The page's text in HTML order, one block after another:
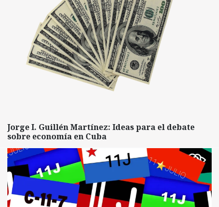
Jorge I. Guillén Martínez: Ideas para el debate
sobre economía en Cuba